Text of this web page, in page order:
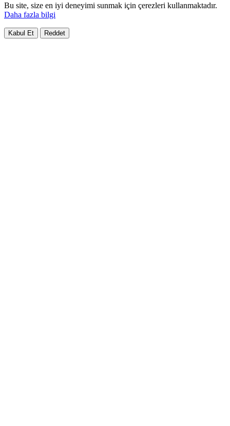
Bu site, size en iyi deneyimi sunmak için çerezleri kullanmaktadır.
Daha fazla bilgi
Kabul Et Reddet